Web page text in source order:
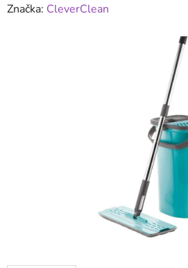
hodnocení
Značka: CleverClean